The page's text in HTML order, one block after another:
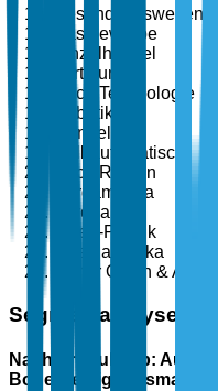
Gesundheitswesen
Gastgewerbe
Einzelhandel
Fertigung
Nach Technologie
Robotik
Manuell
Halbautomatisch
Nach Region
Nordamerika
Europa
Asien-Pazifik
Lateinamerika
Naher Osten & Afrika
Segmentanalyse
Nach Produkttyp: